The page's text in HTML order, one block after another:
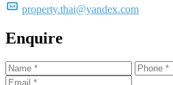
property.thai@yandex.com
Enquire